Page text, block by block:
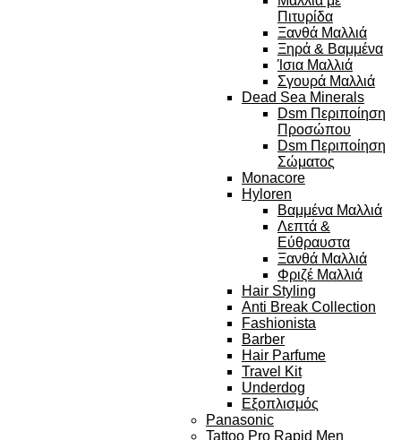
Πιτυρίδα
Ξανθά Μαλλιά
Ξηρά & Βαμμένα
Ίσια Μαλλιά
Σγουρά Μαλλιά
Dead Sea Minerals
Dsm Περιποίηση
Προσώπου
Dsm Περιποίηση
Σώματος
Monacore
Hyloren
Βαμμένα Μαλλιά
Λεπτά &
Εύθραυστα
Ξανθά Μαλλιά
Φριζέ Μαλλιά
Hair Styling
Anti Break Collection
Fashionista
Barber
Hair Parfume
Travel Kit
Underdog
Εξοπλισμός
Panasonic
Tattoo Pro Rapid Men